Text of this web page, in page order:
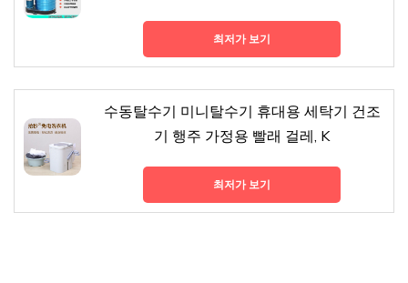
최저가 보기
수동탈수기 미니탈수기 휴대용 세탁기 건조
기 행주 가정용 빨래 걸레, K
최저가 보기